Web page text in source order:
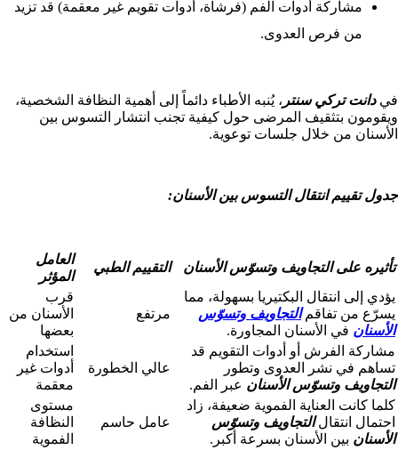
مشاركة أدوات الفم (فرشاة، أدوات تقويم غير معقمة) قد تزيد
من فرص العدوى.
فيدانت تركي سنتر ، يُنبه الأطباء دائماً إلى أهمية النظافة الشخصية،
ويقومون بتثقيف المرضى حول كيفية تجنب انتشار التسوس بين
الأسنان من خلال جلسات توعوية.
جدول تقييم انتقال التسوس بين الأسنان:
تأثيره على التجاويف وتسوّس الأسنان التقييم الطبي
العامل
المؤثر
يؤدي إلى انتقال البكتيريا بسهولة، مما
يسرّع من تفاقمالتجاويف وتسوّس
الأسنان في الأسنان المجاورة.
مرتفع
قرب
الأسنان من
بعضها
مشاركة الفرش أو أدوات التقويم قد
تساهم في نشر العدوى وتطور
التجاويف وتسوّس الأسنان عبر الفم.
عالي الخطورة
استخدام
أدوات غير
معقمة
كلما كانت العناية الفموية ضعيفة، زاد
احتمال انتقالالتجاويف وتسوّس
الأسنان بين الأسنان بسرعة أكبر.
عامل حاسم
مستوى
النظافة
الفموية